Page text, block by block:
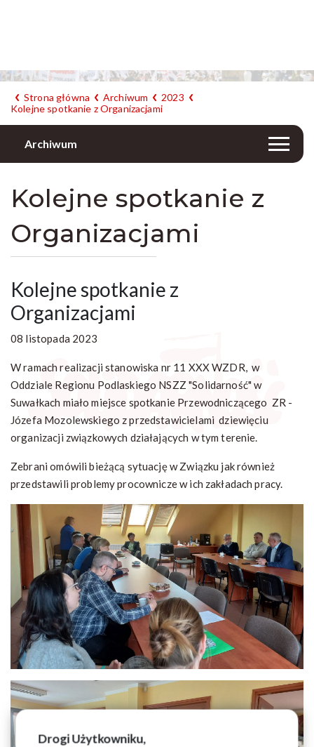
Drogi Użytkowniku,
Strona główna Archiwum
2023
Kolejne spotkanie z Organizacjami
Archiwum
Kolejne spotkanie z
Organizacjami
Kolejne spotkanie z
Organizacjami
08 listopada 2023
W ramach realizacji stanowiska nr 11 XXX WZDR, w
Oddziale Regionu Podlaskiego NSZZ "Solidarność" w
Suwałkach miało miejsce spotkanie Przewodniczącego ZR -
Józefa Mozolewskiego z przedstawicielami dziewięciu
organizacji związkowych działających w tym terenie.
Zebrani omówili bieżącą sytuację w Związku jak również
przedstawili problemy procownicze w ich zakładach pracy.